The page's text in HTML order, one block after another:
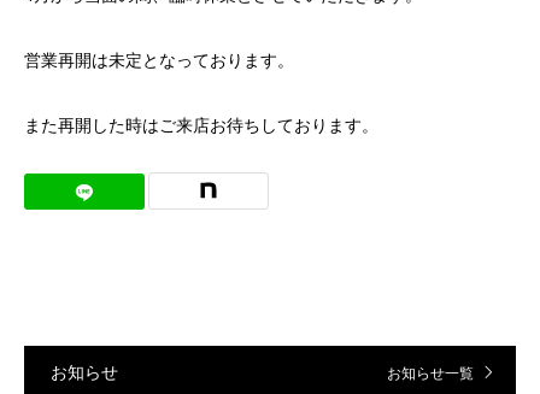
営業再開は未定となっております。
また再開した時はご来店お待ちしております。
お知らせ お知らせ一覧